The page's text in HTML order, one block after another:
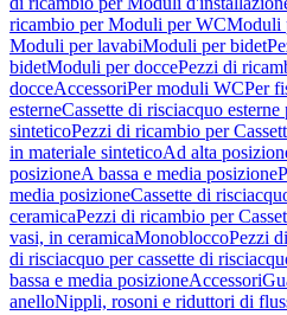
ricambio per Moduli per WCModuli
Moduli per lavabiModuli per bidet
bidetModuli per doccePezzi di
docceAccessoriPer moduli WCPer
esterneCassette di risciacquo
sinteticoPezzi di ricambio per
in materiale sinteticoAd alta
posizioneA bassa e media posizione
media posizioneCassette di
ceramicaPezzi di ricambio per
vasi, in ceramicaMonobloccoPezzi
di risciacquo per cassette di
bassa e media posizioneAccessori
anelloNippli, rosoni e riduttori di